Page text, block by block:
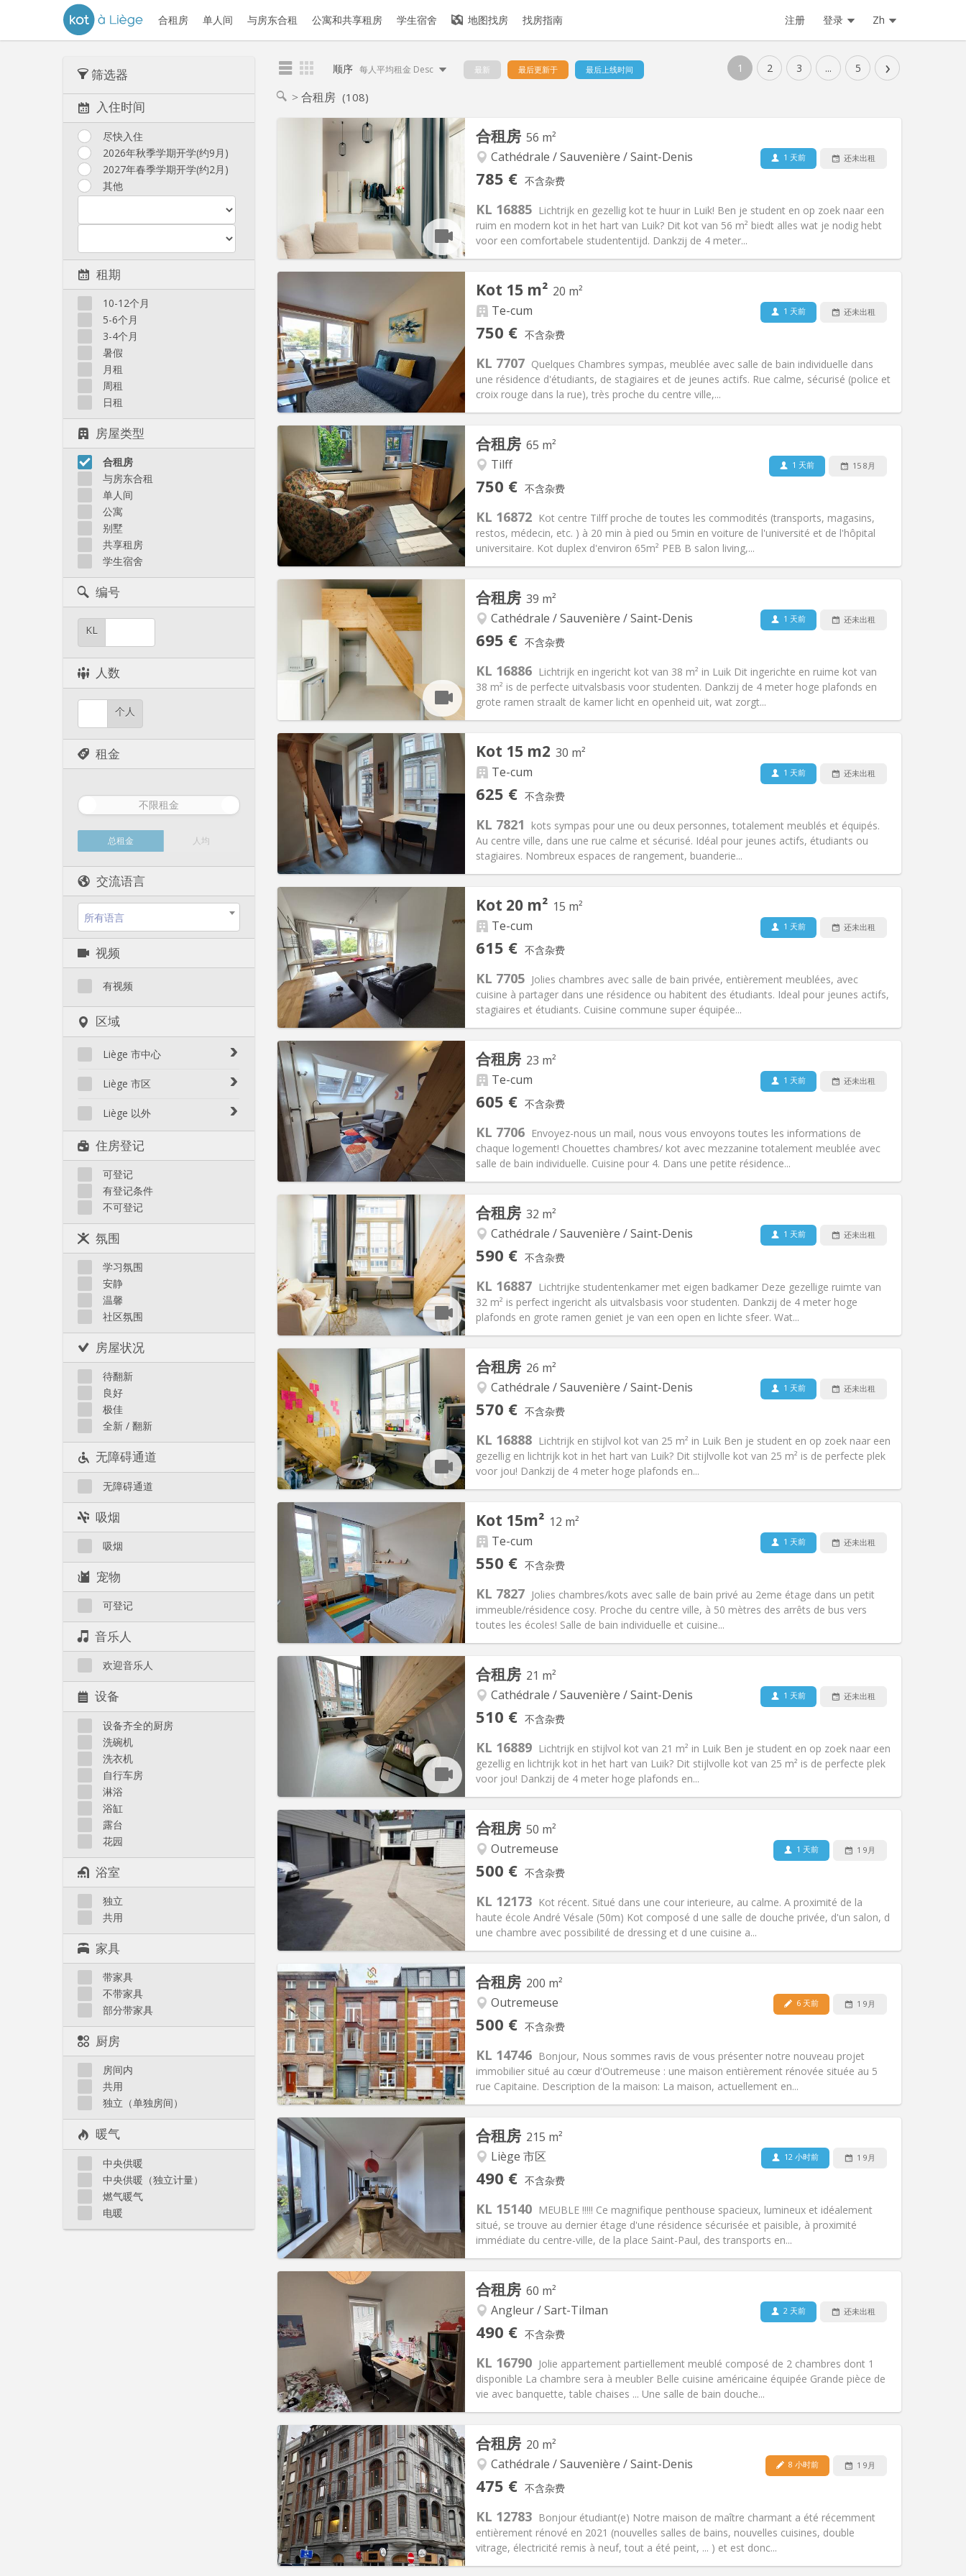
合租房 单人间 与房东合租 公寓和共享租房 学生宿舍 地图找房 找房指南 注册 登录 Zh
筛选器
入住时间
尽快入住
2026年秋季学期开学(约9月)
2027年春季学期开学(约2月)
其他
租期
10-12个月
5-6个月
3-4个月
暑假
月租
周租
日租
房屋类型
合租房
与房东合租
单人间
公寓
别墅
共享租房
学生宿舍
编号
KL
人数
个人
租金
不限租金
总租金 人均
交流语言
所有语言
视频
有视频
区域
Liège 市中心
Avroy / Guillemins
Jonfosse
Cathédrale / Sauvenière /
Saint-Denis
Féronstrée / Pierreuse
Liège 市区
Amercoeur / Bressoux
Fragnée / Val Benoît
Fétinne / Longdoz / Vennes
Grivegnée
Laveu / Cointe
Outremeuse
Saint-Laurent / Sainte-
Marguerite
Saint-Léonard
Sainte-Walburge
Liège 市区
Liège 以外
Liège 以外
住房登记
可登记
有登记条件
不可登记
氛围
学习氛围
安静
温馨
社区氛围
房屋状况
待翻新
良好
极佳
全新 / 翻新
无障碍通道
无障碍通道
吸烟
吸烟
宠物
可登记
音乐人
欢迎音乐人
设备
设备齐全的厨房
洗碗机
洗衣机
自行车房
淋浴
浴缸
露台
花园
浴室
独立
共用
家具
带家具
不带家具
部分带家具
厨房
房间内
共用
独立（单独房间）
暖气
中央供暖
中央供暖（独立计量）
燃气暖气
电暖
1 2 3 ... 5 ›
顺序 每人平均租金 Desc 最新 最后更新于 最后上线时间
合租房 (108)
合租房 56 m²
Cathédrale / Sauvenière / Saint-Denis
785 € 不含杂费
1 天前 还未出租
KL 16885 Lichtrijk en gezellig kot te huur in Luik! Ben je student en op zoek naar een
ruim en modern kot in het hart van Luik? Dit kot van 56 m² biedt alles wat je nodig hebt
voor een comfortabele studententijd. Dankzij de 4 meter...
实用信息
租金:785 €
水电费:210 €
租期:12个月, 11个月, 10个月, 5-6个月,
布局
浴室:独立
面积:56 m
私人房间:2
其他
Kot 15 m² 20 m²
Te-cum
750 € 不含杂费
1 天前 还未出租
KL 7707 Quelques Chambres sympas, meublée avec salle de bain individuelle dans
une résidence d'étudiants, de stagiaires et de jeunes actifs. Rue calme, sécurisé (police et
croix rouge dans la rue), très proche du centre ville,...
实用信息
租金:750 €
水电费:0 €
12个月, 10个月, 5-6个月, 暑假
住房登记:有登记条件
厨房:共用
面积:20 m 2
社区氛围, 安静, 温馨, 学习氛围
合租房 65 m²
Tilff
750 € 不含杂费
1 天前 15 8月
KL 16872 Kot centre Tilff proche de toutes les commodités (transports, magasins,
restos, médecin, etc. ) à 20 min à pied ou 5min en voiture de l'université et de l'hôpital
universitaire. Kot duplex d'environ 65m² PEB B salon living,...
实用信息
750 €
100 €
12个月
住房登记:有登记条件
厨房:独立（单独房间）
面积:65 m 2
无障碍通道:
合租房 39 m²
Cathédrale / Sauvenière / Saint-Denis
695 € 不含杂费
1 天前 还未出租
KL 16886 Lichtrijk en ingericht kot van 38 m² in Luik Dit ingerichte en ruime kot van
38 m² is de perfecte uitvalsbasis voor studenten. Dankzij de 4 meter hoge plafonds en
grote ramen straalt de kamer licht en openheid uit, wat zorgt...
实用信息
租金: 695 €
水电费:205 €
租期: 12个月, 11个月, 10个月, 5-6个月,
3-4个月
住房登记:可登记
布局
浴室:独立
面积:39 m
私人房间:2
其他
Kot 15 m2 30 m²
Te-cum
625 € 不含杂费
1 天前 还未出租
KL 7821
kots sympas pour une ou deux personnes, totalement meublés et équipés.
Au centre ville, dans une rue calme et sécurisé. Idéal pour jeunes actifs, étudiants ou
stagiaires. Nombreux espaces de rangement, buanderie...
实用信息
租金:625 €
水电费:130 €
12个月, 5-6个月
有登记条件
厨房:独立（单独房间）
面积:30 m2
温馨, 社区氛围, 安静, 学习氛围
Kot 20 m² 15 m²
Te-cum
615 € 不含杂费
1 天前 还未出租
KL 7705 Jolies chambres avec salle de bain privée, entièrement meublées, avec
cuisine à partager dans une résidence ou habitent des étudiants. Ideal pour jeunes actifs,
stagiaires et étudiants. Cuisine commune super équipée...
实用信息
租金: 615 €
水电费:100 €
租期:12个月, 5-6个月, 暑假
住房登记:
厨房:共用
面积:15 m 2
学习氛围, 社区氛围, 安静, 温馨
合租房 23 m²
Te-cum
605 € 不含杂费
1 天前 还未出租
KL 7706 Envoyez-nous un mail, nous vous envoyons toutes les informations de
chaque logement! Chouettes chambres/ kot avec mezzanine totalement meublée avec
salle de bain individuelle. Cuisine pour 4. Dans une petite résidence...
实用信息
605 €
水电费:125 €
12个月, 11个月, 10个月, 5-6个月,
住房登记:有登记条件
布局
浴室:独立
面积:23 m2
私人房间:2
其他
吸烟:
合租房 32 m²
Cathédrale / Sauvenière / Saint-Denis
590 € 不含杂费
1 天前 还未出租
KL 16887 Lichtrijke studentenkamer met eigen badkamer Deze gezellige ruimte van
32 m² is perfect ingericht als uitvalsbasis voor studenten. Dankzij de 4 meter hoge
plafonds en grote ramen geniet je van een open en lichte sfeer. Wat...
实用信息
租金:590 €
水电费:205 €
租期:12个月, 11个月, 10个月, 5-6个月,
3-4个月
布局
浴室:独立
面积:32 m2
私人房间:2
其他
吸烟:
合租房 26 m²
Cathédrale / Sauvenière / Saint-Denis
570 € 不含杂费
1 天前 还未出租
KL 16888 Lichtrijk en stijlvol kot van 25 m² in Luik Ben je student en op zoek naar een
gezellig en lichtrijk kot in het hart van Luik? Dit stijlvolle kot van 25 m² is de perfecte plek
voor jou! Dankzij de 4 meter hoge plafonds en...
实用信息
租金:570 €
水电费: 190 €
租期:12个月, 11个月, 10个月, 5-6个月,
3-4个月
住房登记:
布局
浴室:独立
面积:26 m
私人房间:2
其他
Kot 15m² 12 m²
Te-cum
550 € 不含杂费
1 天前 还未出租
KL 7827 Jolies chambres/kots avec salle de bain privé au 2eme étage dans un petit
immeuble/résidence cosy. Proche du centre ville, à 50 mètres des arrêts de bus vers
toutes les écoles! Salle de bain individuelle et cuisine...
实用信息
550 €
水电费:55 €
租期:3-4个月
住房登记:有登记条件
厨房:共用
面积:12 m 2
温馨, 安静, 社区氛围, 学习氛围
无障碍通道:
合租房 21 m²
Cathédrale / Sauvenière / Saint-Denis
510 € 不含杂费
1 天前 还未出租
KL 16889 Lichtrijk en stijlvol kot van 21 m² in Luik Ben je student en op zoek naar een
gezellig en lichtrijk kot in het hart van Luik? Dit stijlvolle kot van 25 m² is de perfecte plek
voor jou! Dankzij de 4 meter hoge plafonds en...
实用信息
租金:510 €
水电费: 190 €
租期: 12个月, 11个月, 10个月, 5-6个月,
3-4个月
可登记
布局
浴室:独立
面积:21 m2
私人房间:2
其他
合租房 50 m²
Outremeuse
500 € 不含杂费
1 天前 1 9月
KL 12173 Kot récent. Situé dans une cour interieure, au calme. A proximité de la
haute école André Vésale (50m) Kot composé d une salle de douche privée, d'un salon, d
une chambre avec possibilité de dressing et d une cuisine a...
实用信息
租金:500 €
水电费:60 €
租期:12个月
住房登记:否
厨房:共用
面积:50 m2
学习氛围, 温馨, 安静
合租房 200 m²
Outremeuse
500 € 不含杂费
6 天前 1 9月
KL 14746 Bonjour, Nous sommes ravis de vous présenter notre nouveau projet
immobilier situé au cœur d'Outremeuse : une maison entièrement rénovée située au 5
rue Capitaine. Description de la maison: La maison, actuellement en...
实用信息
租金: 500 €
水电费:100 €
租期:12个月
住房登记:
浴室:共用
厨房:共用
面积:200 m 2
安静, 温馨, 学习氛围, 社区氛围
合租房 215 m²
Liège 市区
490 € 不含杂费
12 小时前 1 9月
KL 15140 MEUBLE !!!!! Ce magnifique penthouse spacieux, lumineux et idéalement
situé, se trouve au dernier étage d'une résidence sécurisée et paisible, à proximité
immédiate du centre-ville, de la place Saint-Paul, des transports en...
实用信息
租金:
100 €
住房登记:有登记条件
浴室:
厨房:共用
面积:215 m2
学习氛围, 温馨
合租房 60 m²
Angleur / Sart-Tilman
490 € 不含杂费
2 天前 还未出租
KL 16790 Jolie appartement partiellement meublé composé de 2 chambres dont 1
disponible La chambre sera à meubler Belle cuisine américaine équipée Grande pièce de
vie avec banquette, table chaises ... Une salle de bain douche...
实用信息
租金:490 €
水电费:80 €
租期:12个月
住房登记:否
厨房:共用
面积:60 m 2
安静, 学习氛围, 温馨
无障碍通道:
合租房 20 m²
Cathédrale / Sauvenière / Saint-Denis
475 € 不含杂费
8 小时前 1 9月
KL 12783 Bonjour étudiant(e) Notre maison de maître charmant a été récemment
entièrement rénové en 2021 (nouvelles salles de bains, nouvelles cuisines, double
vitrage, électricité remis à neuf, tout a été peint, ... ) et est donc...